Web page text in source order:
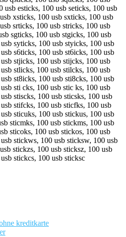
esticks, 100 usb seticks, 100 usb
xsticks, 100 usb sxticks, 100 usb
srticks, 100 usb stricks, 100 usb
sgticks, 100 usb stgicks, 100 usb
syticks, 100 usb styicks, 100 usb
s6ticks, 100 usb st6icks, 100 usb
stjicks, 100 usb stijcks, 100 usb
stlicks, 100 usb stilcks, 100 usb
st8icks, 100 usb sti8cks, 100 usb
sti cks, 100 usb stic ks, 100 usb
stiscks, 100 usb sticsks, 100 usb
stifcks, 100 usb sticfks, 100 usb
sticuks, 100 usb stickus, 100 usb
sticmks, 100 usb stickms, 100 usb
sticoks, 100 usb stickos, 100 usb
stickws, 100 usb sticksw, 100 usb
stickzs, 100 usb sticksz, 100 usb
stickcs, 100 usb sticksc
kreditkarte